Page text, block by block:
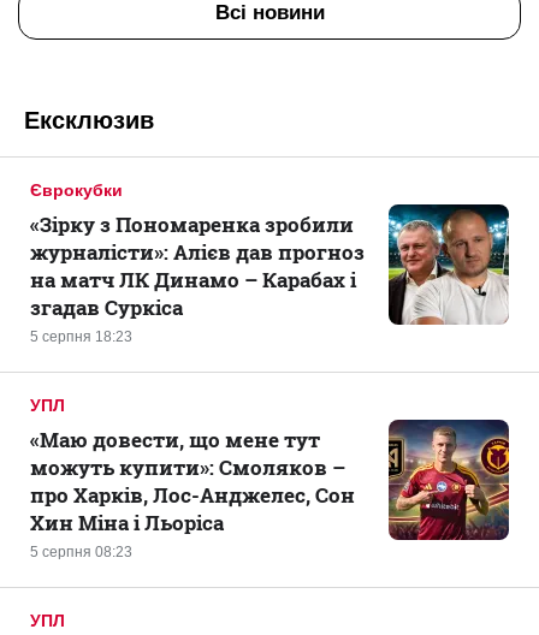
Всі новини
Ексклюзив
Єврокубки
5 серпня 18:23
«Зірку з Пономаренка зробили
журналісти»: Алієв дав прогноз
на матч ЛК Динамо – Карабах і
згадав Суркіса
УПЛ
5 серпня 08:23
«Маю довести, що мене тут
можуть купити»: Смоляков –
про Харків, Лос-Анджелес, Сон
Хин Міна і Льоріса
УПЛ